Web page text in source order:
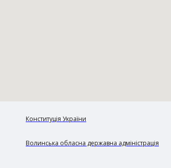
Конституція України
Волинська обласна державна адміністрація